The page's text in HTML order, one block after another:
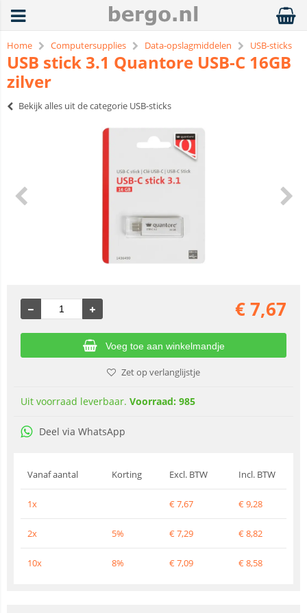
Home Computersupplies Data-opslagmiddelen USB-sticks
USB stick 3.1 Quantore USB-C 16GB
zilver
Bekijk alles uit de categorie USB-sticks
€7,67
Voeg toe aan winkelmandje
Zet op verlanglijstje
Uit voorraad leverbaar. Voorraad: 985
Deel via WhatsApp
Vanaf aantal Korting Excl. BTW Incl. BTW
1x €7,67 €9,28
2x 5% €7,29 €8,82
10x 8% €7,09 €8,58